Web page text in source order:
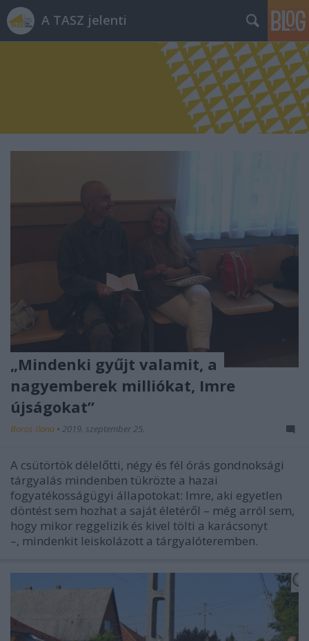
A TASZ jelenti
„Mindenki gyűjt valamit, a
nagyemberek milliókat, Imre
újságokat”
Boros Ilona • 2019. szeptember 25.
A csütörtök délelőtti, négy és fél órás gondnoksági
tárgyalás mindenben tükrözte a hazai
fogyatékosságügyi állapotokat: Imre, aki egyetlen
döntést sem hozhat a saját életéről – még arról sem,
hogy mikor reggelizik és kivel tölti a karácsonyt
–, mindenkit leiskolázott a tárgyalóteremben.